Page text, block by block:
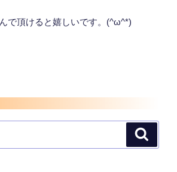
で頂けると嬉しいです。(^ω^*)